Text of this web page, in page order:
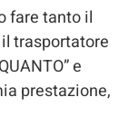
fare tanto il
trasportatore
e
prestazione,